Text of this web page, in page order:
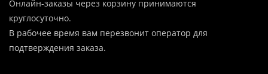
Онлайн-заказы через корзину принимаются
круглосуточно.
В рабочее время вам перезвонит оператор для
подтверждения заказа.